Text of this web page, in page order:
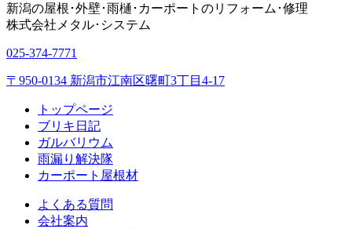
新潟の屋根･外壁･雨樋･カーポートのリフォーム･修理
株式会社 メタル･システム
025-374-7771
〒950-0134 新潟市江南区曙町3丁目4-17
トップページ
ブリキ日記
ガルバリウム
雨漏り解決隊
カーポート屋根材
よくある質問
会社案内